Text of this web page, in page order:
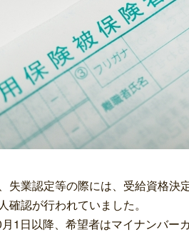
失業認定等の際には、受給資格
確認が行われていました。
1日以降、希望者はマイナンバー